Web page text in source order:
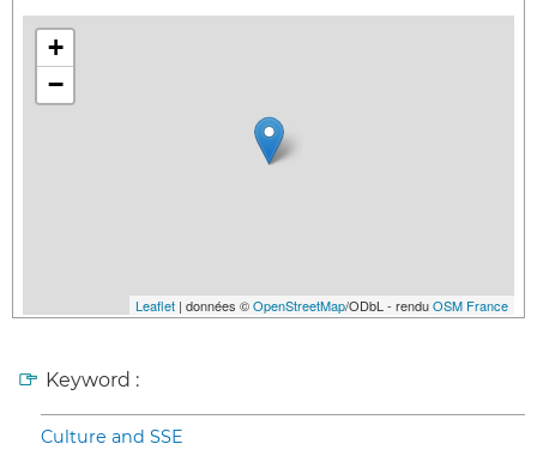
+
−
Leaflet | données ©OpenStreetMap/ODbL - renduOSM France
Keyword :
Culture and SSE